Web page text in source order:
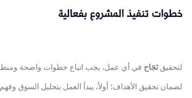
خطوات تنفيذ المشروع بفعالية
لتحقيقنَجَاح في أي عمل، يجب اتباع خطوات واضحة
لضمان تحقيق الأهداف؛ أولاً، يبدأ العمل بتحليل السوق